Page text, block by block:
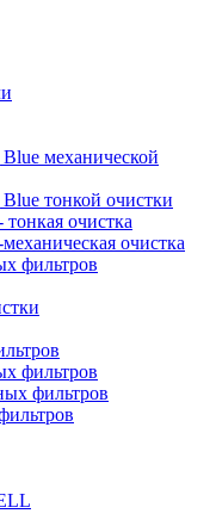
механической
тонкой очистки
очистка
очистка
фильтров
фильтров
фильтров